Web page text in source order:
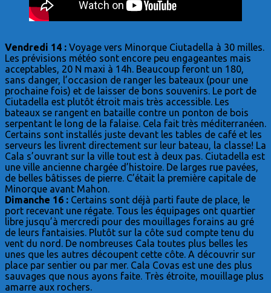
Vendredi 14 : Voyage vers Minorque Ciutadella à 30 milles.
Les prévisions météo sont encore peu engageantes mais
acceptables, 20 N maxi à 14h. Beaucoup feront un 180,
sans danger, l’occasion de ranger les bateaux (pour une
prochaine fois) et de laisser de bons souvenirs. Le port de
Ciutadella est plutôt étroit mais très accessible. Les
bateaux se rangent en bataille contre un ponton de bois
serpentant le long de la falaise. Cela fait très méditerranéen.
Certains sont installés juste devant les tables de café et les
serveurs les livrent directement sur leur bateau, la classe! La
Cala s’ouvrant sur la ville tout est à deux pas. Ciutadella est
une ville ancienne chargée d’histoire. De larges rue pavées,
de belles bâtisses de pierre. C’était la première capitale de
Minorque avant Mahon.
Dimanche 16 : Certains sont déjà parti faute de place, le
port recevant une régate. Tous les équipages ont quartier
libre jusqu’à mercredi pour des mouillages forains au gré
de leurs fantaisies. Plutôt sur la côte sud compte tenu du
vent du nord. De nombreuses Cala toutes plus belles les
unes que les autres découpent cette côte. A découvrir sur
place par sentier ou par mer. Cala Covas est une des plus
sauvages que nous ayons faite. Très étroite, mouillage plus
amarre aux rochers.